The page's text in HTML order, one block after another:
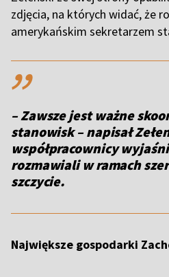
zdjęcia, na których widać, że
amerykańskim sekretarzem
,,
– Zawsze jest ważne
stanowisk – napisał
współpracownicy
rozmawiali w ramach
szczycie.
Największe gospodarki